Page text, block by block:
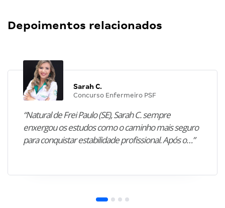
Depoimentos relacionados
Sarah C.
Concurso Enfermeiro PSF
“Natural de Frei Paulo (SE), Sarah C. sempre
enxergou os estudos como o caminho mais seguro
para conquistar estabilidade profissional. Após o…”